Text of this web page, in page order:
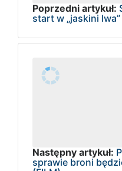
Poprzedni artykuł:
start w „jaskini
Następny artykuł:
sprawie broni